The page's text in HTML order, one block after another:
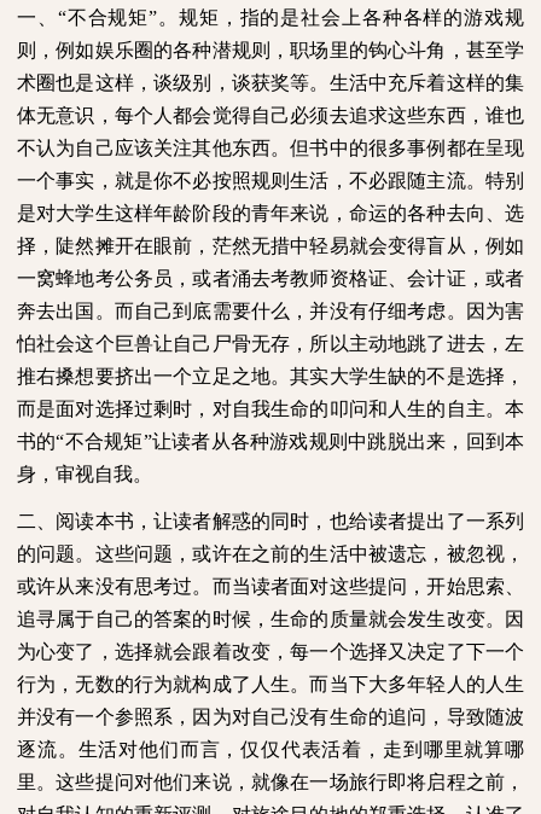
一、“不合规矩”。规矩，指的是社会上各种各样的游戏规
则，例如娱乐圈的各种潜规则，职场里的钩心斗角，甚至学
术圈也是这样，谈级别，谈获奖等。生活中充斥着这样的集
体无意识，每个人都会觉得自己必须去追求这些东西，谁也
不认为自己应该关注其他东西。但书中的很多事例都在呈现
一个事实，就是你不必按照规则生活，不必跟随主流。特别
是对大学生这样年龄阶段的青年来说，命运的各种去向、选
择，陡然摊开在眼前，茫然无措中轻易就会变得盲从，例如
一窝蜂地考公务员，或者涌去考教师资格证、会计证，或者
奔去出国。而自己到底需要什么，并没有仔细考虑。因为害
怕社会这个巨兽让自己尸骨无存，所以主动地跳了进去，左
推右搡想要挤出一个立足之地。其实大学生缺的不是选择，
而是面对选择过剩时，对自我生命的叩问和人生的自主。本
书的“不合规矩”让读者从各种游戏规则中跳脱出来，回到本
身，审视自我。
二、阅读本书，让读者解惑的同时，也给读者提出了一系列
的问题。这些问题，或许在之前的生活中被遗忘，被忽视，
或许从来没有思考过。而当读者面对这些提问，开始思索、
追寻属于自己的答案的时候，生命的质量就会发生改变。因
为心变了，选择就会跟着改变，每一个选择又决定了下一个
行为，无数的行为就构成了人生。而当下大多年轻人的人生
并没有一个参照系，因为对自己没有生命的追问，导致随波
逐流。生活对他们而言，仅仅代表活着，走到哪里就算哪
里。这些提问对他们来说，就像在一场旅行即将启程之前，